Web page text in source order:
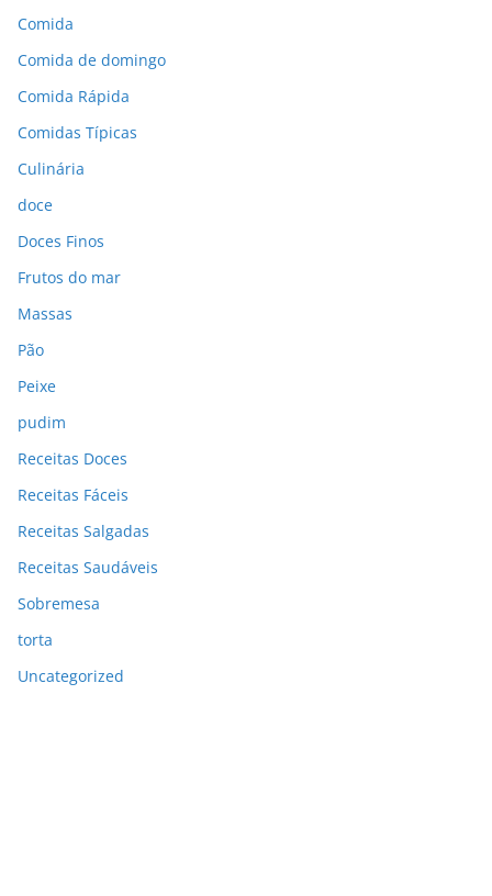
Comida
Comida de domingo
Comida Rápida
Comidas Típicas
Culinária
doce
Doces Finos
Frutos do mar
Massas
Pão
Peixe
pudim
Receitas Doces
Receitas Fáceis
Receitas Salgadas
Receitas Saudáveis
Sobremesa
torta
Uncategorized